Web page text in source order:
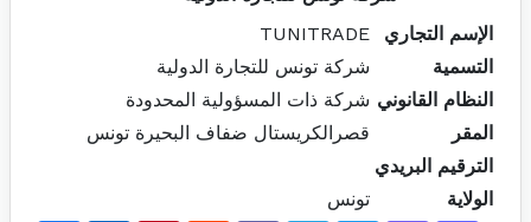
الإسم التجاري
TUNITRADE
التسمية
شركة تونس للتجارة الدولية
النظام القانوني شركة ذات المسؤولية المحدودة
المقر
قصرالكريستال ضفاف البحيرة تونس
الترقيم البريدي
الولاية
تونس